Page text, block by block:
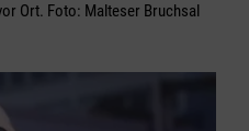
Ort. Foto: Malteser Bruchsal